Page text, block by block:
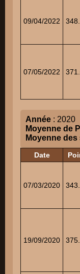
09/04/2022
07/05/2022
Année : 2020
Moyenne de
Moyenne
Date
07/03/2020
19/09/2020